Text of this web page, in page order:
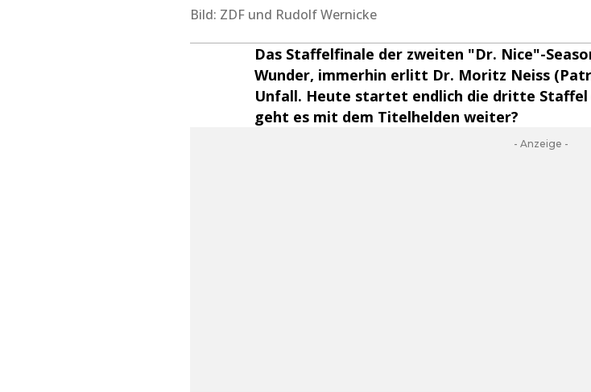
Bild: ZDF und Rudolf Wernicke
Das Staffelfinale der zweiten "Dr. Nice"-
Wunder, immerhin erlitt Dr. Moritz Neiss
Unfall. Heute startet endlich die dritte Staffel
geht es mit dem Titelhelden weiter?
- Anzeige -